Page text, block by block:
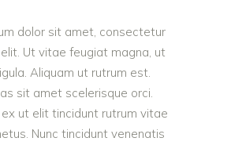
dolor sit amet, consectetur
Ut vitae feugiat magna, ut
Aliquam ut rutrum est.
sit amet scelerisque orci.
ut elit tincidunt rutrum vitae
Nunc tincidunt venenatis